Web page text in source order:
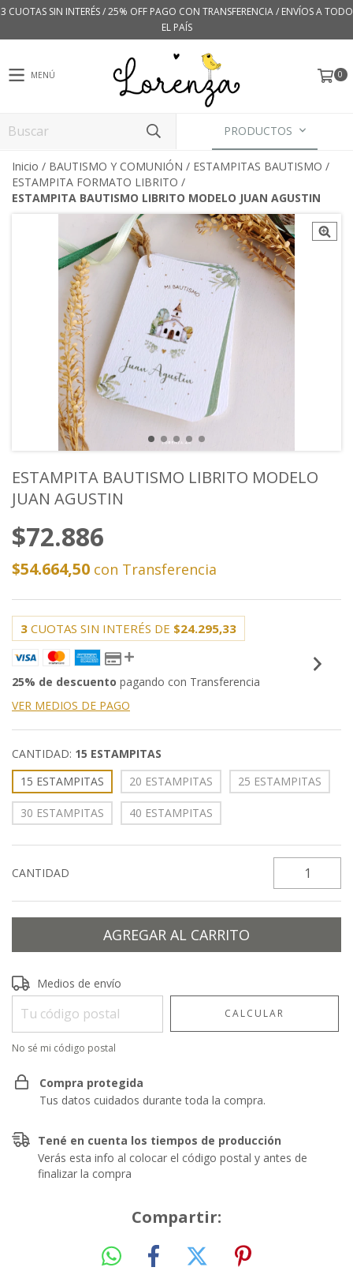
3 CUOTAS SIN INTERÉS / 25% OFF PAGO CON TRANSFERENCIA / ENVÍOS A TODO
EL PAÍS
MENÚ 0
PRODUCTOS
Inicio / BAUTISMO Y COMUNIÓN / ESTAMPITAS BAUTISMO /
ESTAMPITA FORMATO LIBRITO /
ESTAMPITA BAUTISMO LIBRITO MODELO JUAN AGUSTIN
ESTAMPITA BAUTISMO LIBRITO MODELO
JUAN AGUSTIN
$72.886
$54.664,50 con Transferencia
3 CUOTAS SIN INTERÉS DE $24.295,33
25% de descuento pagando con Transferencia
VER MEDIOS DE PAGO
CANTIDAD: 15 ESTAMPITAS
15 ESTAMPITAS
20 ESTAMPITAS 25 ESTAMPITAS
30 ESTAMPITAS 40 ESTAMPITAS
CANTIDAD
Entregas para el CP:
Medios de envío
CALCULAR
No sé mi código postal
Compra protegida
Tus datos cuidados durante toda la compra.
Tené en cuenta los tiempos de producción
Verás esta info al colocar el código postal y antes de
finalizar la compra
Compartir: